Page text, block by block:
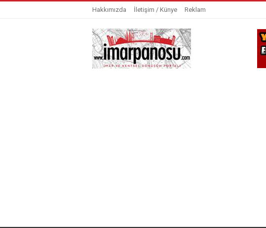
Hakkımızda İletişim / Künye Reklam